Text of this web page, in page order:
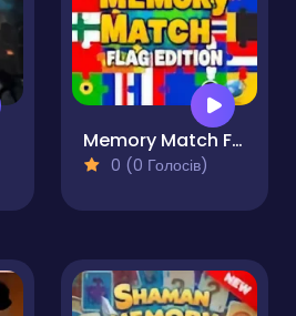
Memory Match Flag Edition
0 (0 Голосів)